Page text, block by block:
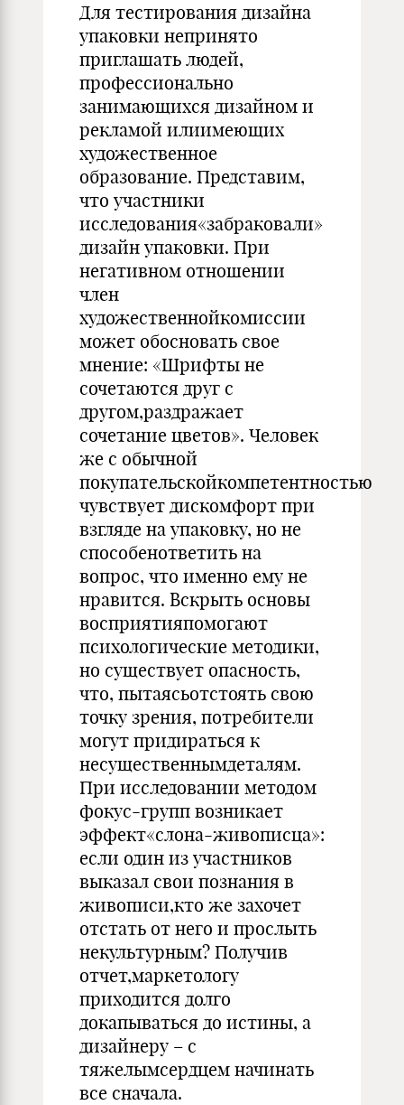
Для тестирования дизайна
упаковки непринято
приглашать людей,
профессионально
занимающихся дизайном и
рекламой илиимеющих
художественное
образование. Представим,
что участники
исследования«забраковали»
дизайн упаковки. При
негативном отношении
член
художественнойкомиссии
может обосновать свое
мнение: «Шрифты не
сочетаются друг с
другом,раздражает
сочетание цветов». Человек
же с обычной
покупательскойкомпетентностью
чувствует дискомфорт при
взгляде на упаковку, но не
способенответить на
вопрос, что именно ему не
нравится. Вскрыть основы
восприятияпомогают
психологические методики,
но существует опасность,
что, пытаясьотстоять свою
точку зрения, потребители
могут придираться к
несущественнымдеталям.
При исследовании методом
фокус-групп возникает
эффект«слона-живописца»:
если один из участников
выказал свои познания в
живописи,кто же захочет
отстать от него и прослыть
некультурным? Получив
отчет,маркетологу
приходится долго
докапываться до истины, а
дизайнеру – с
тяжелымсердцем начинать
все сначала.